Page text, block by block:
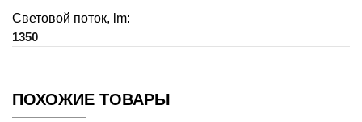
Световой поток, lm:
1350
ПОХОЖИЕ ТОВАРЫ